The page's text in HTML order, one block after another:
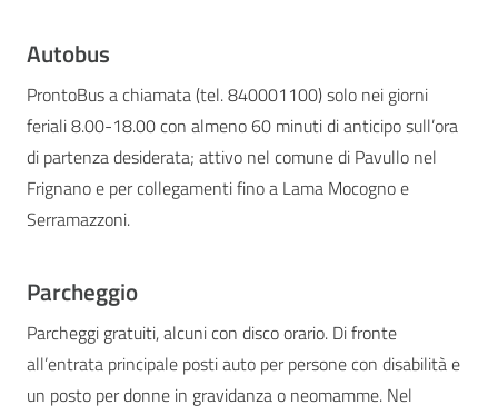
Autobus
ProntoBus a chiamata (tel. 840001100) solo nei giorni
feriali 8.00-18.00 con almeno 60 minuti di anticipo sull’ora
di partenza desiderata; attivo nel comune di Pavullo nel
Frignano e per collegamenti fino a Lama Mocogno e
Serramazzoni.
Parcheggio
Parcheggi gratuiti, alcuni con disco orario. Di fronte
all’entrata principale posti auto per persone con disabilità e
un posto per donne in gravidanza o neomamme. Nel